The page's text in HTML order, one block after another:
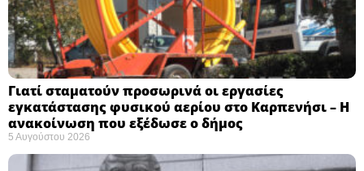
Γιατί σταματούν προσωρινά οι εργασίες
εγκατάστασης φυσικού αερίου στο Καρπενήσι – Η
ανακοίνωση που εξέδωσε ο δήμος
5 Αυγούστου 2026